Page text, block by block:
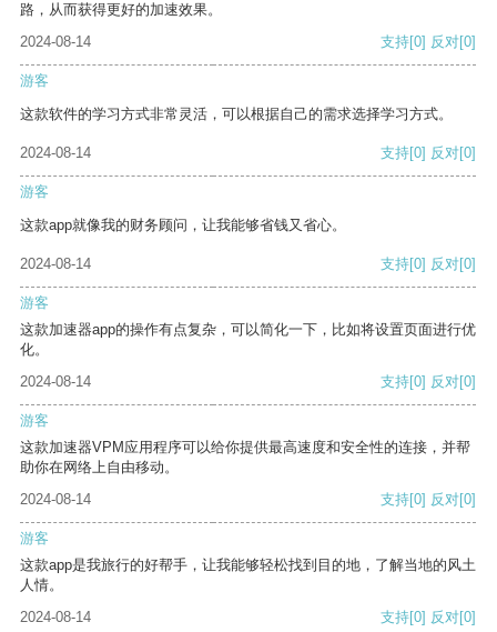
路，从而获得更好的加速效果。
2024-08-14
支持[0] 反对[0]
游客
这款软件的学习方式非常灵活，可以根据自己的需求选择学习方式。
2024-08-14 支持[0] 反对[0]
游客
这款app就像我的财务顾问，让我能够省钱又省心。
2024-08-14 支持[0] 反对[0]
游客
这款加速器app的操作有点复杂，可以简化一下，比如将设置页面进行优
化。
2024-08-14
支持[0] 反对[0]
游客
这款加速器VPM应用程序可以给你提供最高速度和安全性的连接，并帮
助你在网络上自由移动。
2024-08-14
支持[0] 反对[0]
游客
这款app是我旅行的好帮手，让我能够轻松找到目的地，了解当地的风土
人情。
2024-08-14
支持[0] 反对[0]